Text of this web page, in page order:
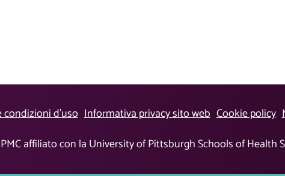
d’uso Informativa privacy sito web Cookie policy
affiliato con la University of Pittsburgh Schools of Health